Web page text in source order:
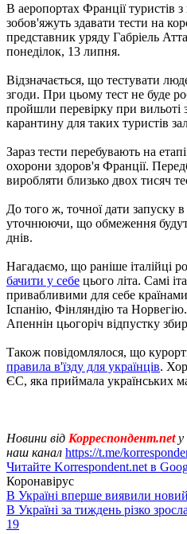
В аеропортах Франції туристів
зобов'яжуть здавати тести на
представник уряду Габріель
понеділок, 13 липня.
Відзначається, що тестувати
згоди. При цьому тест не буде
пройшли перевірку при вильоті
карантину для таких туристів
Зараз тести перебувають на
охорони здоров'я Франції.
виробляти близько двох тисяч
До того ж, точної дати запуску
уточнюючи, що обмеження
днів.
Нагадаємо, що раніше італійці
бачити у себе цього літа. Самі
привабливими для себе
Іспанію, Фінляндію та
Апеннін цьогоріч відпустку
Також повідомлялося, що
правила в'їзду для українців.
ЄС, яка приймала українських
Новини від Корреспондент.net у
наш канал https://t.me/
Читайте Korrespondent.net в
Коронавірус
В Україні вперше виявили
В Україні за тиждень різко
19